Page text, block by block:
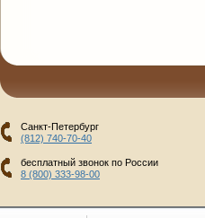
Санкт-Петербург
(812) 740-70-40
бесплатный звонок по России
8 (800) 333-98-00